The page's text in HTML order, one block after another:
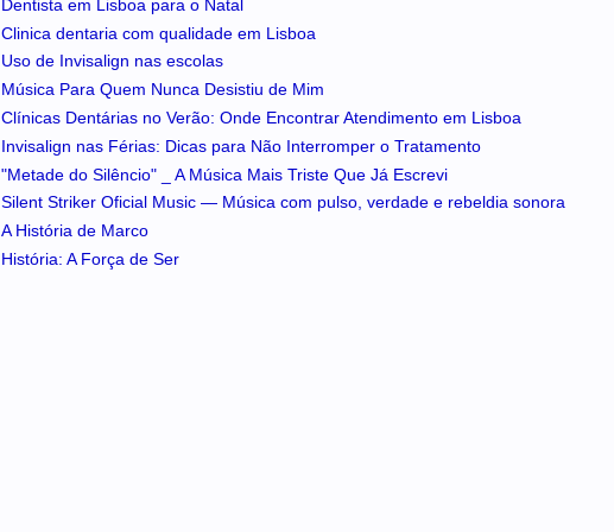
Dentista em Lisboa para o Natal
Clinica dentaria com qualidade em Lisboa
Uso de Invisalign nas escolas
Música Para Quem Nunca Desistiu de Mim
Clínicas Dentárias no Verão: Onde Encontrar Atendimento em Lisboa
Invisalign nas Férias: Dicas para Não Interromper o Tratamento
"Metade do Silêncio" _ A Música Mais Triste Que Já Escrevi
Silent Striker Oficial Music — Música com pulso, verdade e rebeldia sonora
A História de Marco
História: A Força de Ser